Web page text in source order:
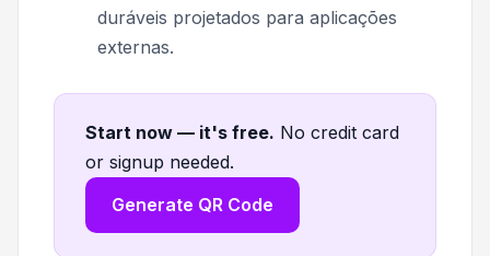
duráveis projetados para aplicações
externas.
Start now — it's free. No credit card
or signup needed.
Generate QR Code